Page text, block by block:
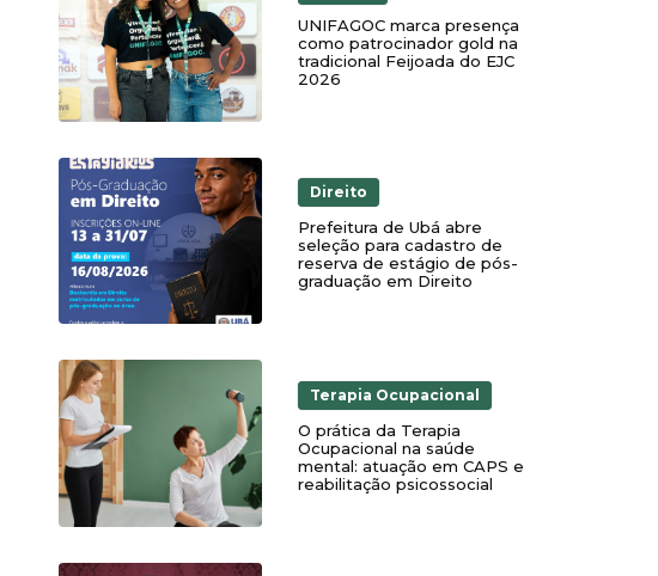
UNIFAGOC marca presença
como patrocinador gold na
tradicional Feijoada do EJC
2026
Direito
Prefeitura de Ubá abre
seleção para cadastro de
reserva de estágio de pós-
graduação em Direito
Terapia Ocupacional
O prática da Terapia
Ocupacional na saúde
mental: atuação em CAPS e
reabilitação psicossocial